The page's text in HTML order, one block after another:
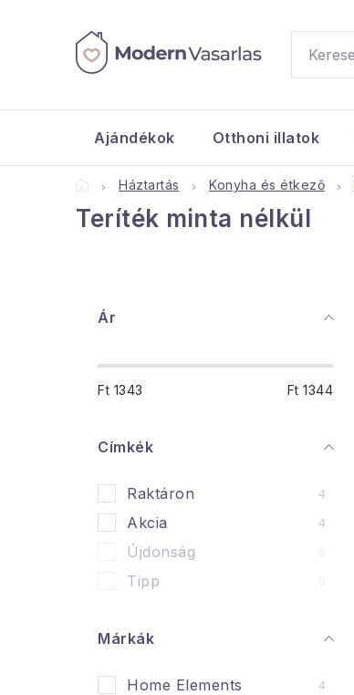
tartalomhoz
Ajándékok Otthoni illatok
KezdőlapHáztartás Konyha és étkező
Teríték minta nélkül
Ár
Ft 1343 Ft 1344
Címkék
Raktáron 4
Akcia 4
Újdonság 0
Tipp 0
Márkák
Home Elements 4